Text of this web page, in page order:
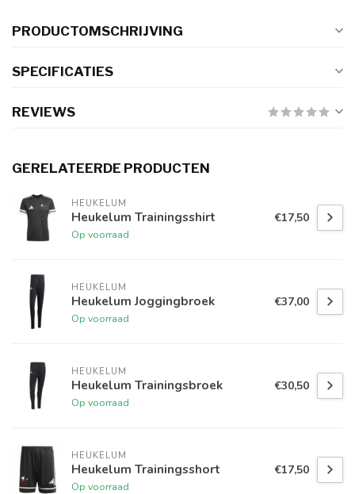
PRODUCTOMSCHRIJVING
SPECIFICATIES
REVIEWS
GERELATEERDE PRODUCTEN
HEUKELUM
Heukelum Trainingsshirt
Op voorraad
€17,50
HEUKELUM
Heukelum Joggingbroek
Op voorraad
€37,00
HEUKELUM
Heukelum Trainingsbroek
Op voorraad
€30,50
HEUKELUM
Heukelum Trainingsshort
Op voorraad
€17,50